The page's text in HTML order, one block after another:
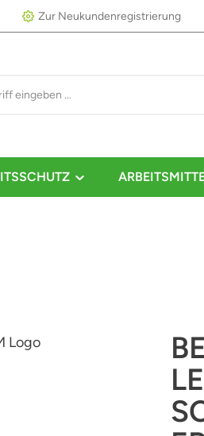
Zur Neukundenregistrierung